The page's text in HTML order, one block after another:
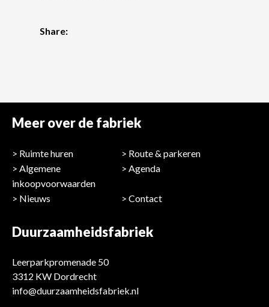
Share:
Meer over de fabriek
Ruimte huren
Route & parkeren
Algemene
inkoopvoorwaarden
Agenda
Nieuws Contact
Duurzaamheidsfabriek
Leerparkpromenade 50
3312 KW Dordrecht
info@duurzaamheidsfabriek.nl